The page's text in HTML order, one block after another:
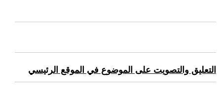
التعليق والتصويت على الموضوع في الموقع الرئيسي